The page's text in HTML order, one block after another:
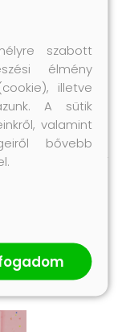
nem
alkalmas
szabott
élmény
illetve
A sütik
valamint
bővebb